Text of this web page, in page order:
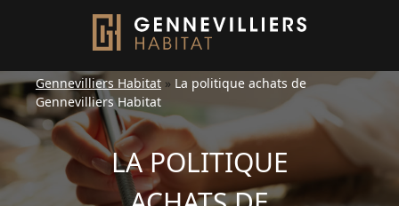
LA POLITIQUE
Gennevilliers Habitat » La politique achats de
Gennevilliers Habitat